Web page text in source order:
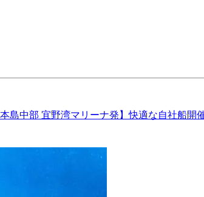
本島中部 宜野湾マリーナ発】快適な自社